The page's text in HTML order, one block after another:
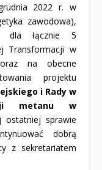
2022 r. w
zawodowa),
dla łącznie 5
Transformacji w
na obecne
projektu
i Rady w
metanu w
ostatniej sprawie
dobrą
z sekretariatem